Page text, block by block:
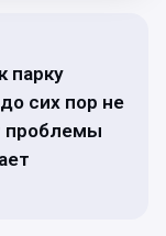
парку
сих пор не
проблемы